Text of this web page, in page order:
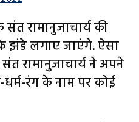
रामानुजाचार्य की
झंडे लगाए जाएंगे. ऐसा
रामानुजाचार्य ने अपने
रंग के नाम पर कोई